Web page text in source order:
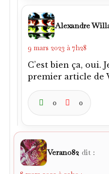
Alexandre
9 mars 2023 à 7h28
C’est bien ça, oui.
premier article de
0 0
Verano82 dit :